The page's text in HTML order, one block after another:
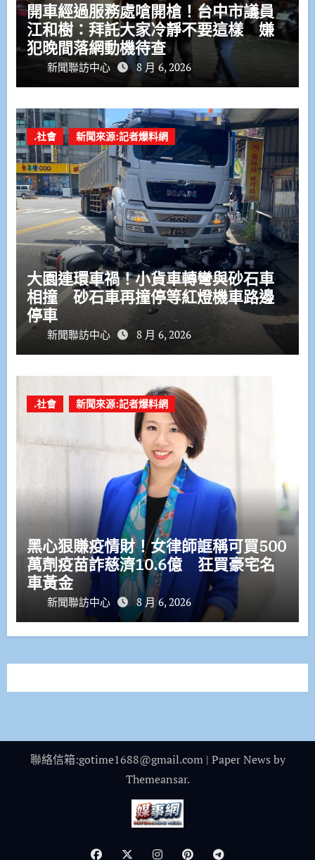
開車經過服務處嗆開槍！台中市議員
江和樹：拜託大家冷靜不要這樣 嫌
犯晚間落網動機待查
新聞聯訪中心 8 月 6, 2026
.社會 新聞來源:記者爆料網
大園連環車禍！小貨車轉彎與砂石車
相撞 砂石車再撞停等紅燈機車路邊
停車
新聞聯訪中心 8 月 6, 2026
.社會 新聞來源:記者爆料網
黑心狠賺疫情財！女律師誆稱可買500
萬劑疫苗詐慈濟10.6億 狂買豪宅名
車黃金
新聞聯訪中心 8 月 6, 2026
聯絡信箱:gotime1688@gmail.com | Paper News by
Themeansar.